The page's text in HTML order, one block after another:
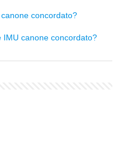
concordato?
canone concordato?